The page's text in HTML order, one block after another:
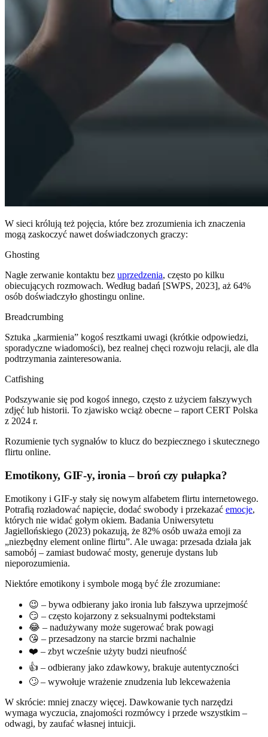
W sieci królują też pojęcia, które bez zrozumienia ich znaczenia
mogą zaskoczyć nawet doświadczonych graczy:
Ghosting
Nagłe zerwanie kontaktu bez uprzedzenia, często po kilku
obiecujących rozmowach. Według badań [SWPS, 2023], aż 64%
osób doświadczyło ghostingu online.
Breadcrumbing
Sztuka „karmienia” kogoś resztkami uwagi (krótkie odpowiedzi,
sporadyczne wiadomości), bez realnej chęci rozwoju relacji, ale dla
podtrzymania zainteresowania.
Catfishing
Podszywanie się pod kogoś innego, często z użyciem fałszywych
zdjęć lub historii. To zjawisko wciąż obecne – raport CERT Polska
z 2024 r.
Rozumienie tych sygnałów to klucz do bezpiecznego i skutecznego
flirtu online.
Emotikony, GIF-y, ironia – broń czy pułapka?
Emotikony i GIF-y stały się nowym alfabetem flirtu internetowego.
Potrafią rozładować napięcie, dodać swobody i przekazać emocje,
których nie widać gołym okiem. Badania Uniwersytetu
Jagiellońskiego (2023) pokazują, że 82% osób uważa emoji za
„niezbędny element online flirtu”. Ale uwaga: przesada działa jak
samobój – zamiast budować mosty, generuje dystans lub
nieporozumienia.
Niektóre emotikony i symbole mogą być źle zrozumiane:
😉 – bywa odbierany jako ironia lub fałszywa uprzejmość
😏 – często kojarzony z seksualnymi podtekstami
😂 – nadużywany może sugerować brak powagi
😘 – przesadzony na starcie brzmi nachalnie
❤️ – zbyt wcześnie użyty budzi nieufność
👍 – odbierany jako zdawkowy, brakuje autentyczności
🙄 – wywołuje wrażenie znudzenia lub lekceważenia
W skrócie: mniej znaczy więcej. Dawkowanie tych narzędzi
wymaga wyczucia, znajomości rozmówcy i przede wszystkim –
odwagi, by zaufać własnej intuicji.